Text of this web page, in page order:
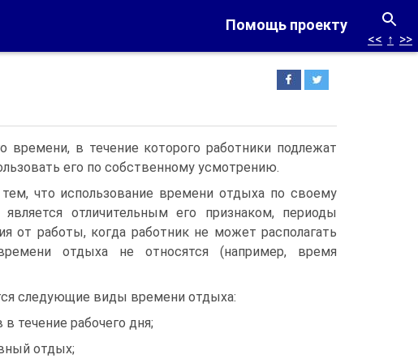
Помощь проекту
<< ↑ >>
времени, в течение которого работники подлежат
его по собственному усмотрению.
что использование времени отдыха по своему
отличительным его признаком, периоды
от работы, когда работник не может располагать
отдыха не относятся (например, время
следующие виды времени отдыха:
течение рабочего дня;
отдых;